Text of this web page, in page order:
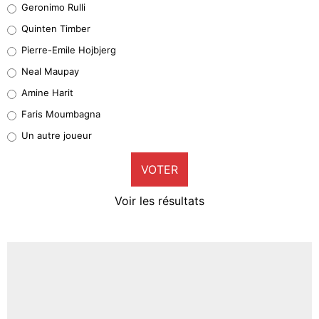
32%
5%
1%
9%
Geronimo Rulli
Quinten Timber
Pierre-Emile Hojbjerg
Neal Maupay
Amine Harit
Faris Moumbagna
Un autre joueur
VOTER
Voir les résultats